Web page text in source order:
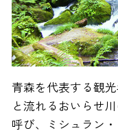
青森を代表する観
と流れるおいらせ
呼び、ミシュラン